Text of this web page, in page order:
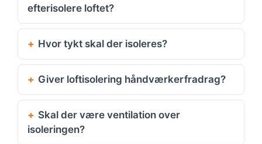
efterisolere loftet?
Hvor tykt skal der isoleres?
Giver loftisolering håndværkerfradrag?
Skal der være ventilation over
isoleringen?